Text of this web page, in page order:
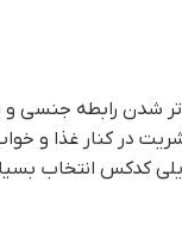
تر شدن رابطه
در کنار غذا و